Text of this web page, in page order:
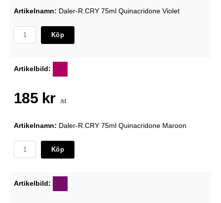
Artikelnamn: Daler-R.CRY 75ml Quinacridone Violet
Köp
Artikelbild:
185 kr /st
Artikelnamn: Daler-R.CRY 75ml Quinacridone Maroon
Köp
Artikelbild: